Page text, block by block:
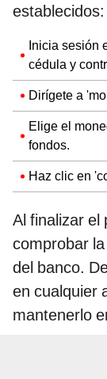
establecidos:
Inicia sesión
cédula y
Dirígete a
Elige el
fondos.
Haz clic en
Al finalizar el
comprobar
del banco.
en cualquier
mantenerlo